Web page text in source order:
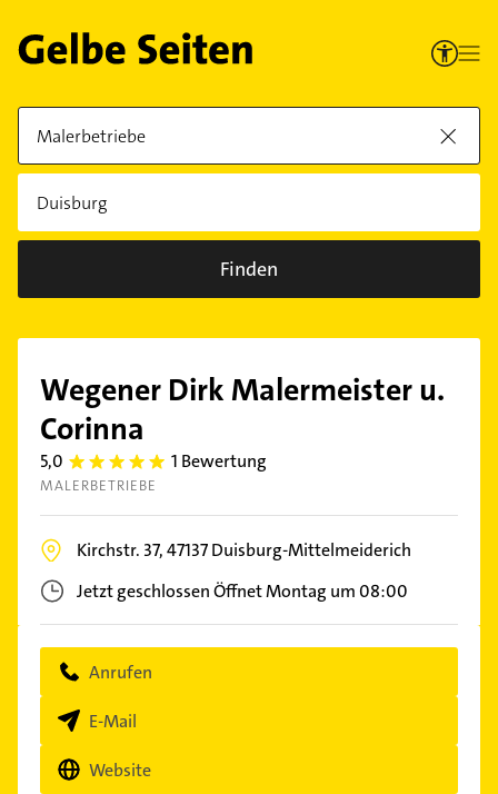
Finden
Wegener Dirk Malermeister u.
Corinna
5,0 5.0 1 Bewertung
MALERBETRIEBE
Kirchstr. 37,47137Duisburg-Mittelmeiderich
Jetzt geschlossenÖffnet Montag um 08:00
Anrufen
E-Mail
Website